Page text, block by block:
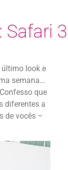
Safari 3
último look e
semana…
que
diferentes a
de vocês –